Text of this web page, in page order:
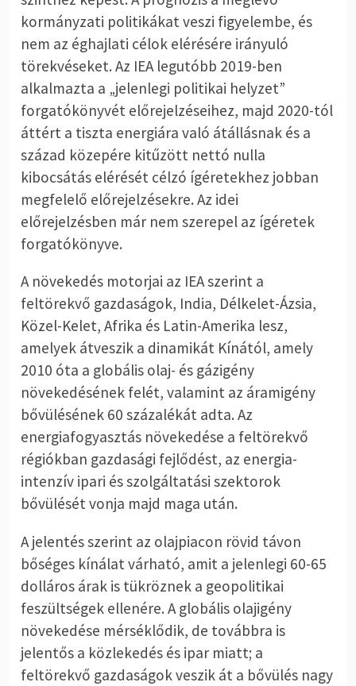
kormányzati politikákat veszi figyelembe, és
nem az éghajlati célok elérésére irányuló
törekvéseket. Az IEA legutóbb 2019-ben
alkalmazta a „jelenlegi politikai helyzet”
forgatókönyvét előrejelzéseihez, majd 2020-tól
áttért a tiszta energiára való átállásnak és a
század közepére kitűzött nettó nulla
kibocsátás elérését célzó ígéretekhez jobban
megfelelő előrejelzésekre. Az idei
előrejelzésben már nem szerepel az ígéretek
forgatókönyve.
A növekedés motorjai az IEA szerint a
feltörekvő gazdaságok, India, Délkelet-Ázsia,
Közel-Kelet, Afrika és Latin-Amerika lesz,
amelyek átveszik a dinamikát Kínától, amely
2010 óta a globális olaj- és gázigény
növekedésének felét, valamint az áramigény
bővülésének 60 százalékát adta. Az
energiafogyasztás növekedése a feltörekvő
régiókban gazdasági fejlődést, az energia-
intenzív ipari és szolgáltatási szektorok
bővülését vonja majd maga után.
A jelentés szerint az olajpiacon rövid távon
bőséges kínálat várható, amit a jelenlegi 60-65
dolláros árak is tükröznek a geopolitikai
feszültségek ellenére. A globális olajigény
növekedése mérséklődik, de továbbra is
jelentős a közlekedés és ipar miatt; a
feltörekvő gazdaságok veszik át a bővülés nagy